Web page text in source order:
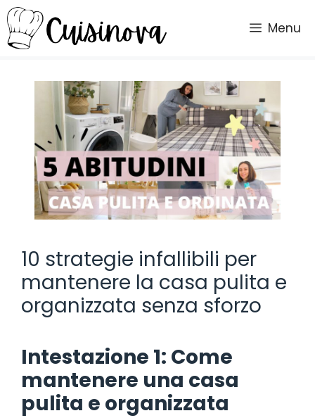
Vai
al
contenuto
Menu
10 strategie infallibili per
mantenere la casa pulita e
organizzata senza sforzo
Intestazione 1: Come
mantenere una casa
pulita e organizzata